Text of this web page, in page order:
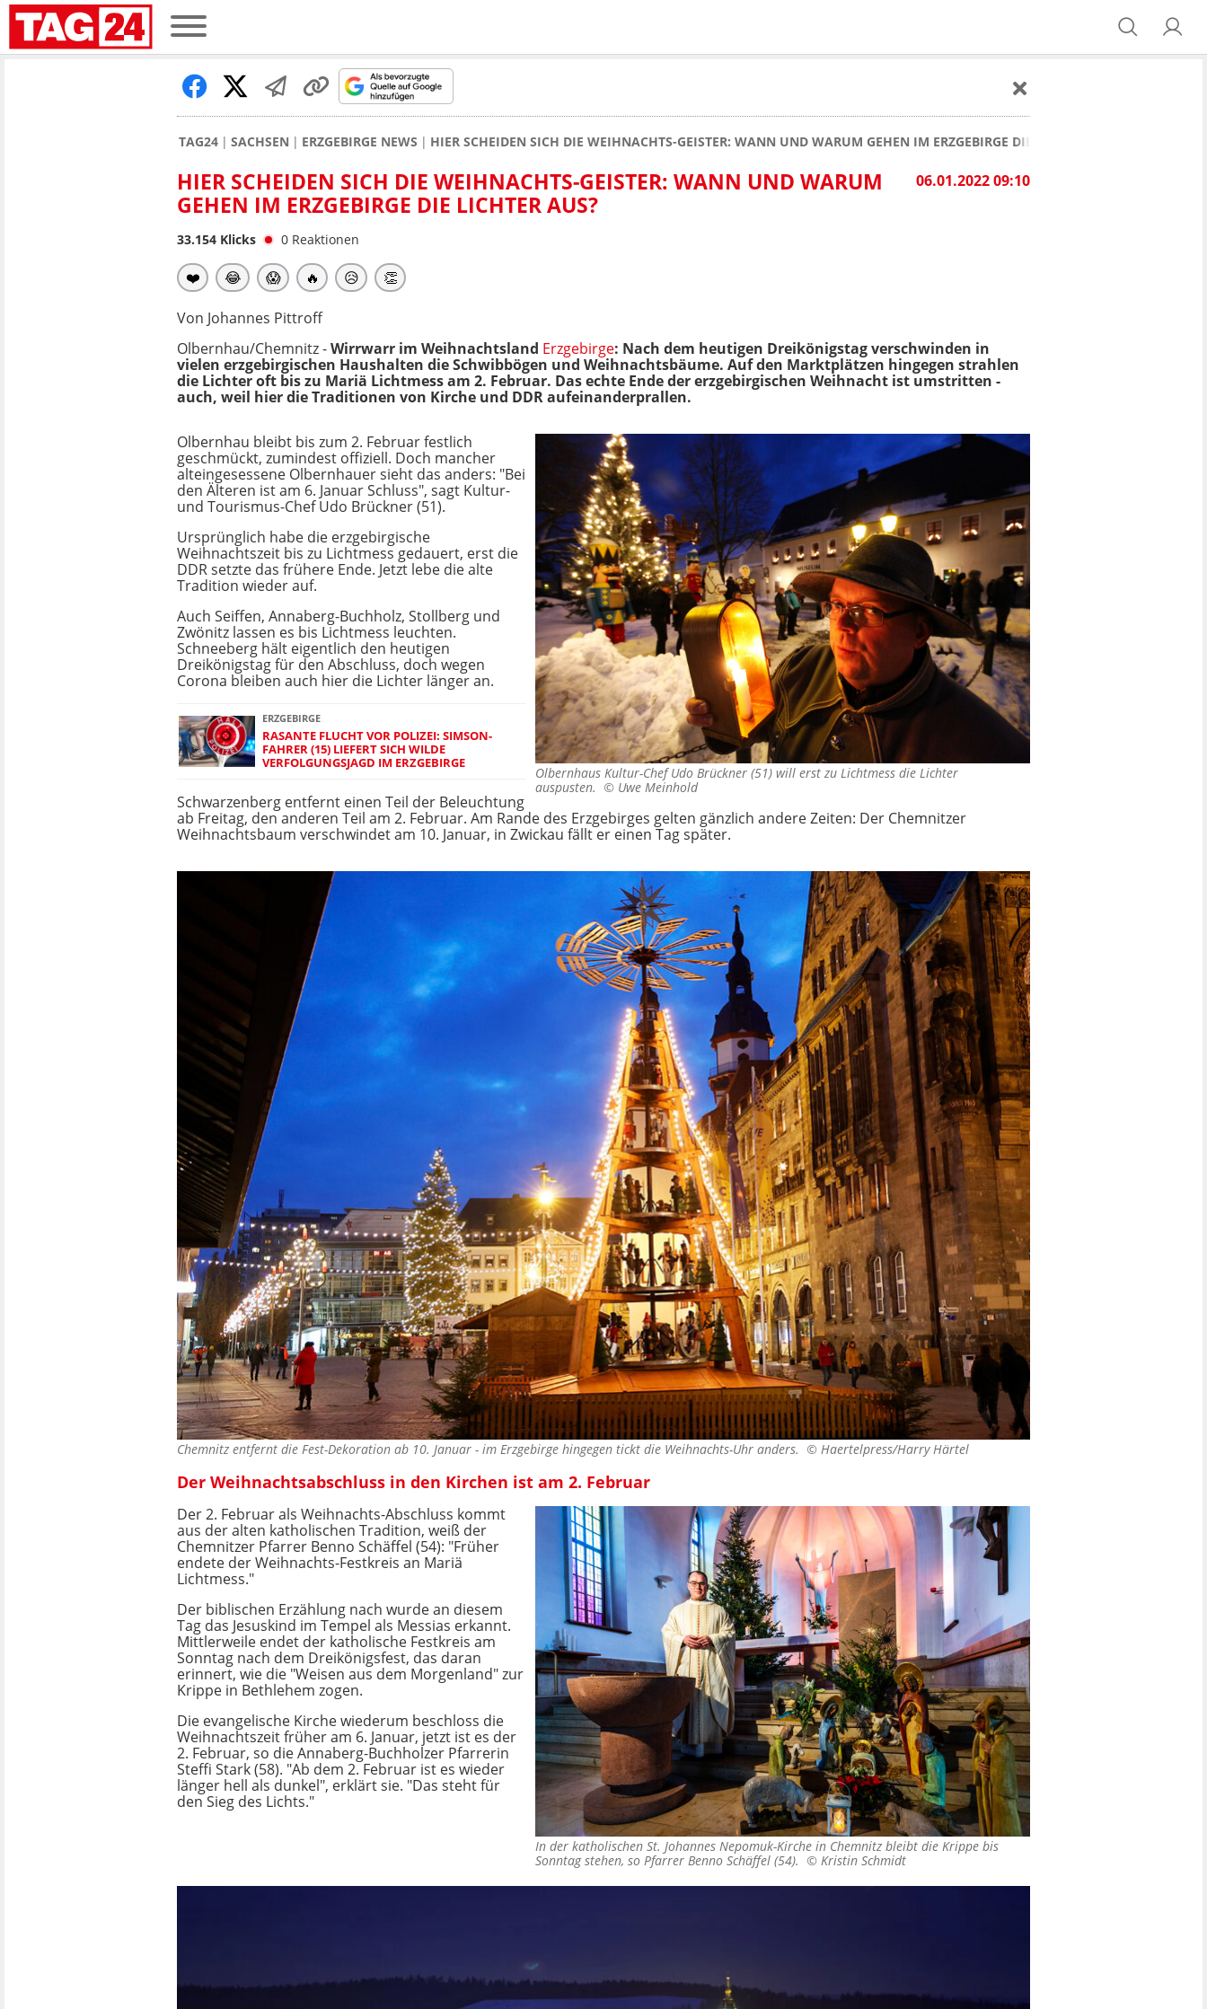
TAG24 SACHSEN ERZGEBIRGE NEWS HIER SCHEIDEN SICH DIE WEIHNACHTS-GEISTER: WANN UND WARUM GEHEN IM ERZGEBIRGE DIE LICHTER AUS?
06.01.2022 09:10
HIER SCHEIDEN SICH DIE WEIHNACHTS-GEISTER: WANN UND WARUM
GEHEN IM ERZGEBIRGE DIE LICHTER AUS?
33.154 Klicks 0 Reaktionen
❤️ 😂 😱 🔥 😥 👏
Von Johannes Pittroff
Olbernhau/Chemnitz -Wirrwarr im Weihnachtsland Erzgebirge: Nach dem heutigen Dreikönigstag verschwinden in
vielen erzgebirgischen Haushalten die Schwibbögen und Weihnachtsbäume. Auf den Marktplätzen hingegen strahlen
die Lichter oft bis zu Mariä Lichtmess am 2. Februar. Das echte Ende der erzgebirgischen Weihnacht ist umstritten -
auch, weil hier die Traditionen von Kirche und DDR aufeinanderprallen.
Olbernhaus Kultur-Chef Udo Brückner (51) will erst zu Lichtmess die Lichter
auspusten. © Uwe Meinhold
Olbernhau bleibt bis zum 2. Februar festlich
geschmückt, zumindest offiziell. Doch mancher
alteingesessene Olbernhauer sieht das anders: "Bei
den Älteren ist am 6. Januar Schluss", sagt Kultur-
und Tourismus-Chef Udo Brückner (51).
Ursprünglich habe die erzgebirgische
Weihnachtszeit bis zu Lichtmess gedauert, erst die
DDR setzte das frühere Ende. Jetzt lebe die alte
Tradition wieder auf.
Auch Seiffen, Annaberg-Buchholz, Stollberg und
Zwönitz lassen es bis Lichtmess leuchten.
Schneeberg hält eigentlich den heutigen
Dreikönigstag für den Abschluss, doch wegen
Corona bleiben auch hier die Lichter länger an.
ERZGEBIRGE
RASANTE FLUCHT VOR POLIZEI: SIMSON-
FAHRER (15) LIEFERT SICH WILDE
VERFOLGUNGSJAGD IM ERZGEBIRGE
Schwarzenberg entfernt einen Teil der Beleuchtung
ab Freitag, den anderen Teil am 2. Februar. Am Rande des Erzgebirges gelten gänzlich andere Zeiten: Der Chemnitzer
Weihnachtsbaum verschwindet am 10. Januar, in Zwickau fällt er einen Tag später.
Chemnitz entfernt die Fest-Dekoration ab 10. Januar - im Erzgebirge hingegen tickt die Weihnachts-Uhr anders. © Haertelpress/Harry Härtel
Der Weihnachtsabschluss in den Kirchen ist am 2. Februar
In der katholischen St. Johannes Nepomuk-Kirche in Chemnitz bleibt die Krippe bis
Sonntag stehen, so Pfarrer Benno Schäffel (54). © Kristin Schmidt
Der 2. Februar als Weihnachts-Abschluss kommt
aus der alten katholischen Tradition, weiß der
Chemnitzer Pfarrer Benno Schäffel (54): "Früher
endete der Weihnachts-Festkreis an Mariä
Lichtmess."
Der biblischen Erzählung nach wurde an diesem
Tag das Jesuskind im Tempel als Messias erkannt.
Mittlerweile endet der katholische Festkreis am
Sonntag nach dem Dreikönigsfest, das daran
erinnert, wie die "Weisen aus dem Morgenland" zur
Krippe in Bethlehem zogen.
Die evangelische Kirche wiederum beschloss die
Weihnachtszeit früher am 6. Januar, jetzt ist es der
2. Februar, so die Annaberg-Buchholzer Pfarrerin
Steffi Stark (58). "Ab dem 2. Februar ist es wieder
länger hell als dunkel", erklärt sie. "Das steht für
den Sieg des Lichts."